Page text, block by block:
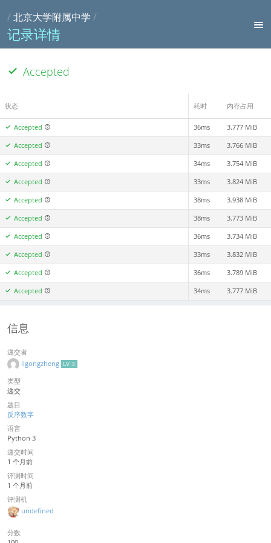
/北京大学附属中学 /
记录详情
Accepted
状态 耗时 内存占用
Accepted 36ms 3.777 MiB
Accepted 33ms 3.766 MiB
Accepted 34ms 3.754 MiB
Accepted 33ms 3.824 MiB
Accepted 38ms 3.938 MiB
Accepted 38ms 3.773 MiB
Accepted 36ms 3.734 MiB
Accepted 33ms 3.832 MiB
Accepted 36ms 3.789 MiB
Accepted 34ms 3.777 MiB
信息
递交者
ligongzheng LV 3
类型
递交
题目
反序数字
语言
Python 3
递交时间
1 个月前
评测时间
1 个月前
评测机
undefined
分数